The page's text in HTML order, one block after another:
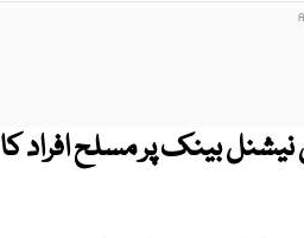
بینک پر مسلح افراد کا